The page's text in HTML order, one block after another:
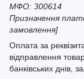
МФО: 300614
Призначення
замовлення]
Оплата за
відправлення
банківських днів,